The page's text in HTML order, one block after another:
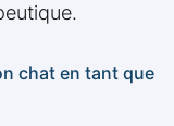
chat en tant que